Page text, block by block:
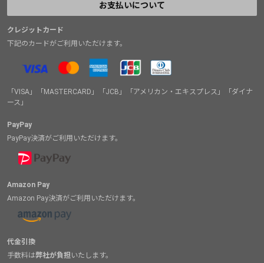
お支払いについて
クレジットカード
下記のカードがご利用いただけます。
「VISA」「MASTERCARD」「JCB」「アメリカン・エキスプレス」「ダイナ
ース」
PayPay
PayPay決済がご利用いただけます。
Amazon Pay
Amazon Pay決済がご利用いただけます。
代金引換
手数料は弊社が負担いたします。